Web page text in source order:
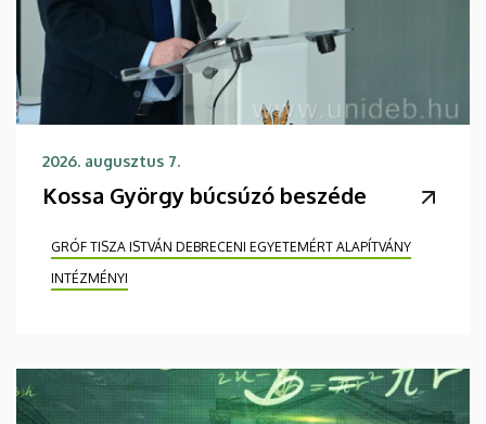
2026. augusztus 7.
Kossa György búcsúzó beszéde
GRÓF TISZA ISTVÁN DEBRECENI EGYETEMÉRT ALAPÍTVÁNY
INTÉZMÉNYI